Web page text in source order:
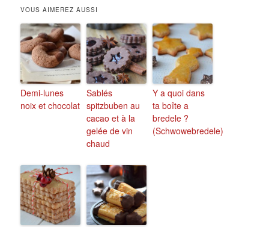
VOUS AIMEREZ AUSSI
Demi-lunes
noix et chocolat
Sablés
spitzbuben au
cacao et à la
gelée de vin
chaud
Y a quoi dans
ta boîte a
bredele ?
(Schwowebredele)